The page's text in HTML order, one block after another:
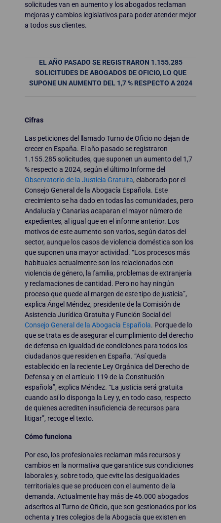
solicitudes van en aumento y los abogados reclaman
mejoras y cambios legislativos para poder atender mejor
a todos sus clientes.
EL AÑO PASADO SE REGISTRARON 1.155.285
SOLICITUDES DE ABOGADOS DE OFICIO, LO QUE
SUPONE UN AUMENTO DEL 1,7 % RESPECTO A 2024
Cifras
Las peticiones del llamado Turno de Oficio no dejan de
crecer en España. El año pasado se registraron
1.155.285 solicitudes, que suponen un aumento del 1,7
% respecto a 2024, según el último Informe del
Observatorio de la Justicia Gratuita, elaborado por el
Consejo General de la Abogacía Española. Este
crecimiento se ha dado en todas las comunidades, pero
Andalucía y Canarias acaparan el mayor número de
expedientes, al igual que en el informe anterior. Los
motivos de este aumento son varios, según datos del
sector, aunque los casos de violencia doméstica son los
que suponen una mayor actividad. “Los procesos más
habituales actualmente son los relacionados con
violencia de género, la familia, problemas de extranjería
y reclamaciones de cantidad. Pero no hay ningún
proceso que quede al margen de este tipo de justicia”,
explica Ángel Méndez, presidente de la Comisión de
Asistencia Jurídica Gratuita y Función Social del
Consejo General de la Abogacía Española. Porque de lo
que se trata es de asegurar el cumplimiento del derecho
de defensa en igualdad de condiciones para todos los
ciudadanos que residen en España. “Así queda
establecido en la reciente Ley Orgánica del Derecho de
Defensa y en el artículo 119 de la Constitución
española”, explica Méndez. “La justicia será gratuita
cuando así lo disponga la Ley y, en todo caso, respecto
de quienes acrediten insuficiencia de recursos para
litigar”, recoge el texto.
Cómo funciona
Por eso, los profesionales reclaman más recursos y
cambios en la normativa que garantice sus condiciones
laborales y, sobre todo, que evite las desigualdades
territoriales que se producen con el aumento de la
demanda. Actualmente hay más de 46.000 abogados
adscritos al Turno de Oficio, que son gestionados por los
ochenta y tres colegios de la Abogacía que existen en